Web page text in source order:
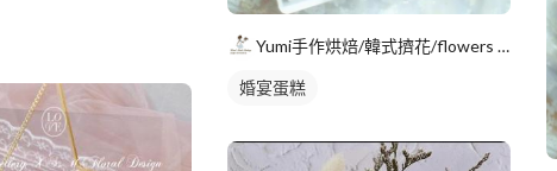
Yumi手作烘焙/韓式擠花/flowers cake/香氛蠟
婚宴蛋糕